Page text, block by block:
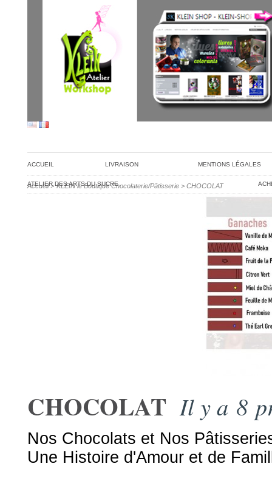
ACCUEIL LIVRAISON MENTIONS LÉGALES
ATELIER DES ARTS DU SUCRE
Accueil > KLEIN le Boutique Chocolaterie/Pâtisserie > CHOCOLAT
CHOCOLAT Il y a 8
Nos Chocolats et Nos
Une Histoire d'Amour et de